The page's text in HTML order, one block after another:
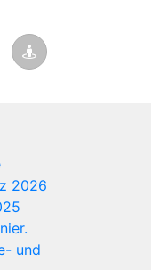
2026
und